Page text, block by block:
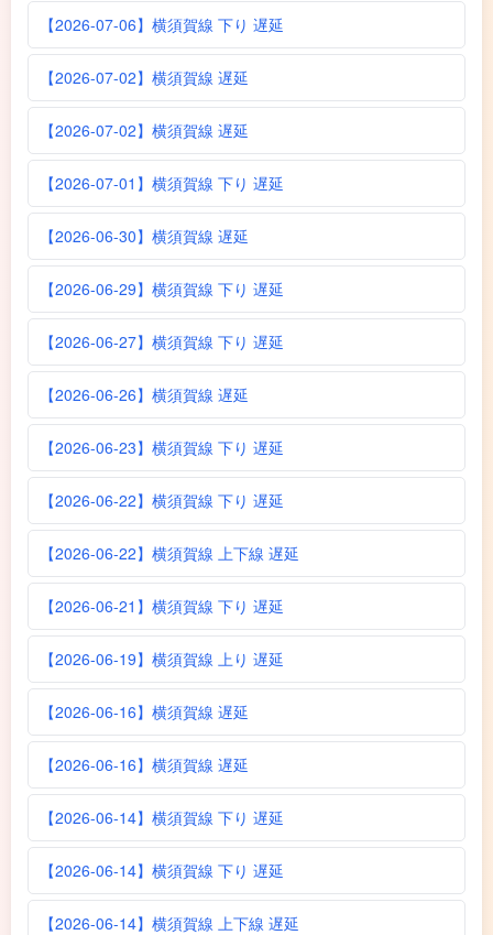
【2026-07-06】横須賀線 下り 遅延
【2026-07-02】横須賀線 遅延
【2026-07-02】横須賀線 遅延
【2026-07-01】横須賀線 下り 遅延
【2026-06-30】横須賀線 遅延
【2026-06-29】横須賀線 下り 遅延
【2026-06-27】横須賀線 下り 遅延
【2026-06-26】横須賀線 遅延
【2026-06-23】横須賀線 下り 遅延
【2026-06-22】横須賀線 下り 遅延
【2026-06-22】横須賀線 上下線 遅延
【2026-06-21】横須賀線 下り 遅延
【2026-06-19】横須賀線 上り 遅延
【2026-06-16】横須賀線 遅延
【2026-06-16】横須賀線 遅延
【2026-06-14】横須賀線 下り 遅延
【2026-06-14】横須賀線 下り 遅延
【2026-06-14】横須賀線 上下線 遅延